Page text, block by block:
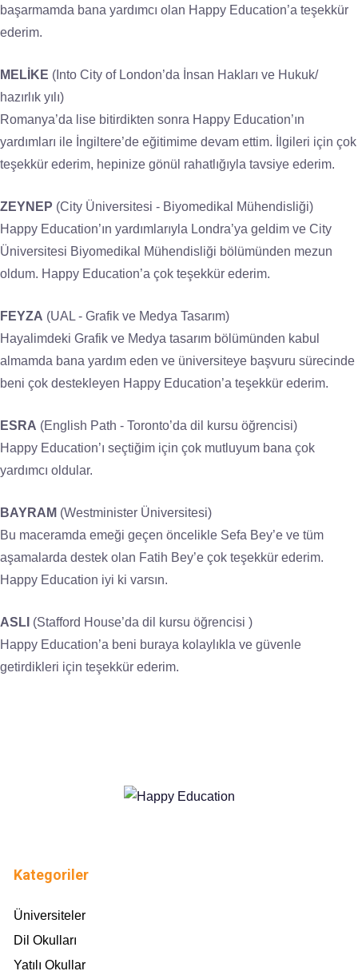
başarmamda bana yardımcı olan Happy Education’a teşekkür
ederim.
MELİKE (Into City of London’da İnsan Hakları ve Hukuk/
hazırlık yılı)
Romanya’da lise bitirdikten sonra Happy Education’ın
yardımları ile İngiltere’de eğitimime devam ettim. İlgileri için çok
teşekkür ederim, hepinize gönül rahatlığıyla tavsiye ederim.
ZEYNEP (City Üniversitesi - Biyomedikal Mühendisliği)
Happy Education’ın yardımlarıyla Londra’ya geldim ve City
Üniversitesi Biyomedikal Mühendisliği bölümünden mezun
oldum. Happy Education’a çok teşekkür ederim.
FEYZA (UAL - Grafik ve Medya Tasarım)
Hayalimdeki Grafik ve Medya tasarım bölümünden kabul
almamda bana yardım eden ve üniversiteye başvuru sürecinde
beni çok destekleyen Happy Education’a teşekkür ederim.
ESRA (English Path - Toronto’da dil kursu öğrencisi)
Happy Education’ı seçtiğim için çok mutluyum bana çok
yardımcı oldular.
BAYRAM (Westminister Üniversitesi)
Bu maceramda emeği geçen öncelikle Sefa Bey’e ve tüm
aşamalarda destek olan Fatih Bey’e çok teşekkür ederim.
Happy Education iyi ki varsın.
ASLI (Stafford House’da dil kursu öğrencisi )
Happy Education’a beni buraya kolaylıkla ve güvenle
getirdikleri için teşekkür ederim.
Kategoriler
Üniversiteler
Dil Okulları
Yatılı Okullar